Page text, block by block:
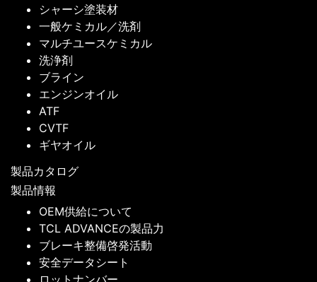
シャーシ塗装材
一般ケミカル／洗剤
マルチユースケミカル
洗浄剤
ブライン
エンジンオイル
ATF
CVTF
ギヤオイル
製品カタログ
製品情報
OEM供給について
TCL ADVANCEの製品力
ブレーキ整備啓発活動
安全データシート
ロットナンバー